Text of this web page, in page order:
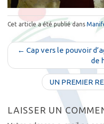
Cet article a été publié dans
N
a
a
← Cap vers le pouvoir
de
UN PREMIER
LAISSER UN